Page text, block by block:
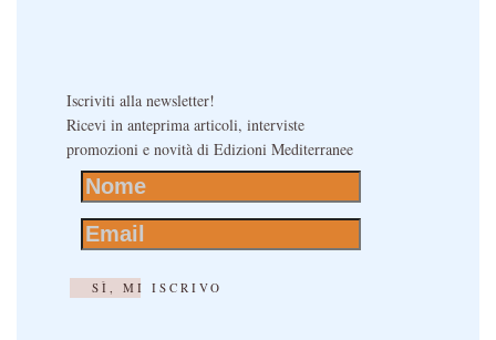
Iscriviti alla newsletter!
Ricevi in anteprima articoli, interviste
promozioni e novità di Edizioni Mediterranee
SÌ, MI ISCRIVO